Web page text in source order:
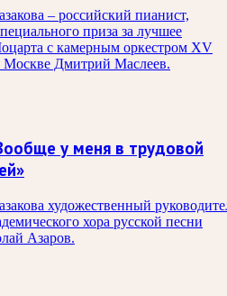
– российский пианист,
приза за лучшее
с камерным оркестром XV
Москве Дмитрий Маслеев.
у меня в трудовой
художественный
хора русской песни
Азаров.